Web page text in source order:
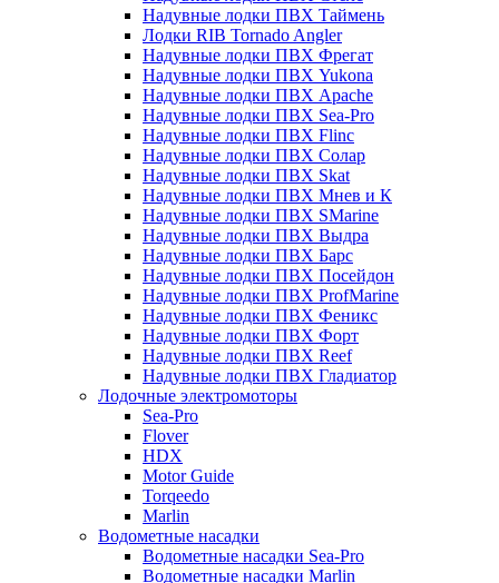
Надувные лодки ПВХ Таймень
Лодки RIB Tornado Angler
Надувные лодки ПВХ Фрегат
Надувные лодки ПВХ Yukona
Надувные лодки ПВХ Apache
Надувные лодки ПВХ Sea-Pro
Надувные лодки ПВХ Flinc
Надувные лодки ПВХ Солар
Надувные лодки ПВХ Skat
Надувные лодки ПВХ Мнев и К
Надувные лодки ПВХ SMarine
Надувные лодки ПВХ Выдра
Надувные лодки ПВХ Барс
Надувные лодки ПВХ Посейдон
Надувные лодки ПВХ ProfMarine
Надувные лодки ПВХ Феникс
Надувные лодки ПВХ Форт
Надувные лодки ПВХ Reef
Надувные лодки ПВХ Гладиатор
Лодочные электромоторы
Sea-Pro
Flover
HDX
Motor Guide
Torqeedo
Marlin
Водометные насадки
Водометные насадки Sea-Pro
Водометные насадки Marlin